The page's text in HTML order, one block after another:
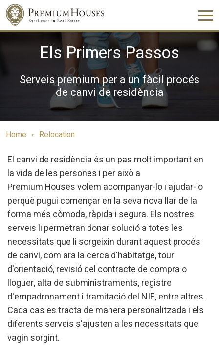
Els Primers Passos
Serveis premium per a un fàcil procés
de canvi de residència
Home Relocation
El canvi de residència és un pas molt important en
la vida de les persones i per això a
Premium Houses volem acompanyar-lo i ajudar-lo
perquè pugui començar en la seva nova llar de la
forma més còmoda, ràpida i segura. Els nostres
serveis li permetran donar solució a totes les
necessitats que li sorgeixin durant aquest procés
de canvi, com ara la cerca d'habitatge, tour
d'orientació, revisió del contracte de compra o
lloguer, alta de subministraments, registre
d'empadronament i tramitació del NIE, entre altres.
Cada cas es tracta de manera personalitzada i els
diferents serveis s'ajusten a les necessitats que
vagin sorgint.
Modify cookies
Technical and functional
Always active
This website uses its own Cookies to collect information in
you accept their installation. The user has the possibility of